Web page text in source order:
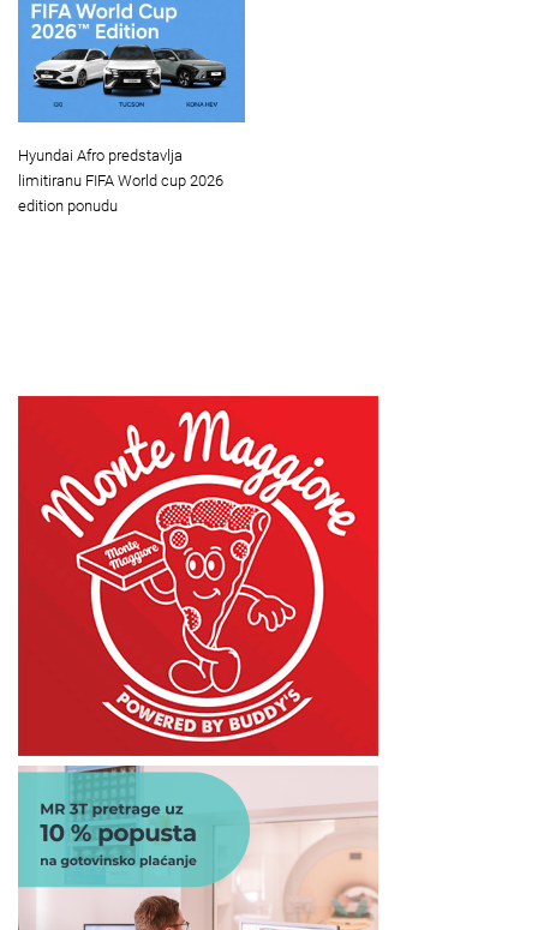
Hyundai Afro predstavlja
limitiranu FIFA World cup 2026
edition ponudu